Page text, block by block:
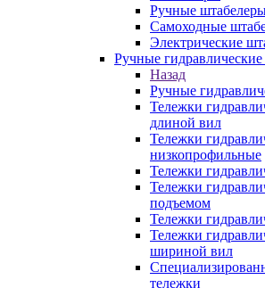
Ручные
Самоходные
Электрические
Ручные
Назад
Ручные
Тележки
длиной вил
Тележки
низкопрофильные
Тележки
Тележки
подъемом
Тележки
Тележки
шириной вил
тележки